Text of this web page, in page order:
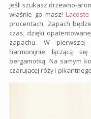
Jeśli szukasz drzewno-
właśnie go masz!
procentach. Zapach
czas, dzięki
zapachu. W pierwszej
harmonijnie łączącą
bergamotką. Na samym
czarującej róży i